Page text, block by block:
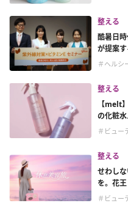
整える
酷暑日
が提案
＃ヘルシ
整える
【melt
の化粧水
＃ビュー
整える
せわし
を。花
＃ビュー